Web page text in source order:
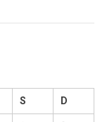
S D